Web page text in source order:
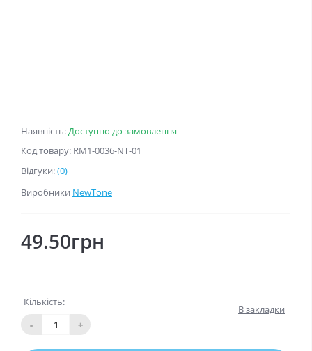
Наявність:Доступно до замовлення
Код товару: RM1-0036-NT-01
Відгуки:(0)
Виробники NewTone
49.50грн
Кількість:
-
+
В закладки